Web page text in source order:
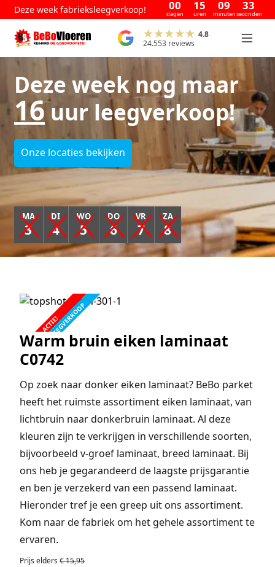
Deze week fabrieksleegverkoop! 00
dagen
15
uren
09
minuten
33
seconden
4.8
24.553 reviews
Deze week nog maar
16uur leegverkoop!
Onze locaties bekijken
MA
3
DI
4
WO
5
DO
6
VR
7
ZA
8
ACTIE!
FABRIEKSLEEGVERKOOP
Warm bruin eiken laminaat
C0742
Op zoek naar donker eiken laminaat? BeBo parket
heeft het ruimste assortiment eiken laminaat, van
lichtbruin naar donkerbruin laminaat. Al deze
kleuren zijn te verkrijgen in verschillende soorten,
bijvoorbeeld v-groef laminaat, breed laminaat. Bij
ons heb je gegarandeerd de laagste prijsgarantie
en ben je verzekerd van een passend laminaat.
Hieronder tref je een greep uit ons assortiment.
Kom naar de fabriek om het gehele assortiment te
ervaren.
Prijs elders € 15,95